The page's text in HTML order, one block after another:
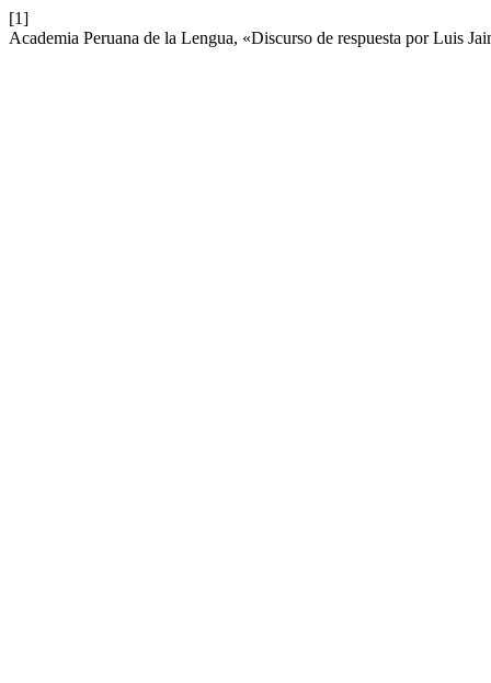
[1]
Academia Peruana de la Lengua, «Discurso de respuesta por Luis